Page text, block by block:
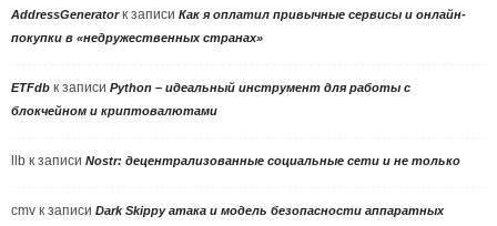
AddressGeneratorк записи Как я оплатил привычные сервисы и онлайн-
покупки в «недружественных странах»
ETFdb к записи Python – идеальный инструмент для работы с
блокчейном и криптовалютами
llb к записи Nostr: децентрализованные социальные сети и не только
cmv к записи Dark Skippy атака и модель безопасности аппаратных